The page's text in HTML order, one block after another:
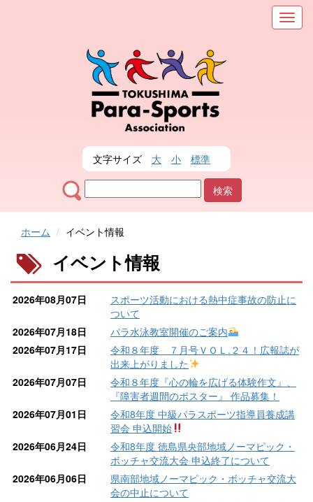
メ
ニ
文字サイズ 大 小 標準
ホーム イベント情報
イベント情報
2026年08月07日
スポーツ活動における熱中症事故の防止に
ついて
2026年07月18日
パラ水泳教室開催のご案内
2026年07月17日
令和８年度 ７月号ＶＯＬ.２４！広報誌が
出来上がりました
2026年07月07日
令和８年度『心の輪を広げる体験作文』、
『障害者週間のポスター』 作品募集！
2026年07月01日
令和8年度 中級パラスポーツ指導員養成講
習会 申込開始
2026年06月24日
令和8年度 徳島県央部地域ノーマピック・
ボッチャ交流大会 申込終了について
2026年06月06日
県南部地域ノーマピック・ボッチャ交流大
会の中止について